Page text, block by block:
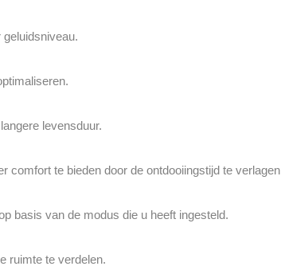
levensduur.
comfort te bieden door de ontdooiingstijd te verlagen
basis van de modus die u heeft ingesteld.
ruimte te verdelen.